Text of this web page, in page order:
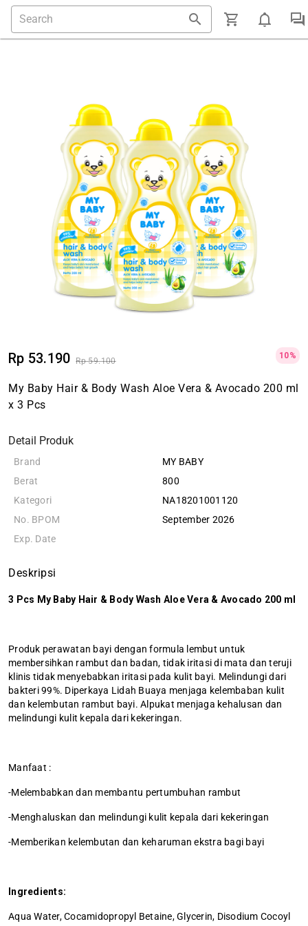
Rp 53.190 Rp 59.100
10%
My Baby Hair & Body Wash Aloe Vera & Avocado 200 ml
x 3 Pcs
Detail Produk
Brand
Berat
Kategori
No. BPOM
Exp. Date
MY BABY
800
NA18201001120
September 2026
Deskripsi
3 Pcs My Baby Hair & Body Wash Aloe Vera & Avocado 200 ml
Produk perawatan bayi dengan formula lembut untuk
membersihkan rambut dan badan, tidak iritasi di mata dan teruji
klinis tidak menyebabkan iritasi pada kulit bayi. Melindungi dari
bakteri 99%. Diperkaya Lidah Buaya menjaga kelembaban kulit
dan kelembutan rambut bayi. Alpukat menjaga kehalusan dan
melindungi kulit kepala dari kekeringan.
Manfaat :
-Melembabkan dan membantu pertumbuhan rambut
-Menghaluskan dan melindungi kulit kepala dari kekeringan
-Memberikan kelembutan dan keharuman ekstra bagi bayi
Ingredients:
Aqua Water, Cocamidopropyl Betaine, Glycerin, Disodium Cocoyl